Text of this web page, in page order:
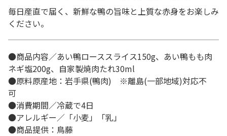
毎日産直で届く、新鮮な鴨の旨味と上質な赤身をお楽しみ
ください。
●商品内容／あい鴨ローススライス150g、あい鴨もも肉
ネギ塩200g、自家製焼肉たれ30ml
●原料原産地：岩手県(鴨肉) ※離島(一部地域)対応不
可
●消費期間／冷蔵で4日
●アレルギー／「小麦」「乳」
●商品提供：鳥藤